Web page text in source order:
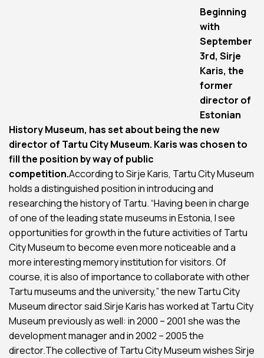
Beginning
with
September
3rd, Sirje
Karis, the
former
director of
Estonian
History Museum, has set about being the new
director of Tartu City Museum. Karis was chosen to
fill the position by way of public
competition.According to Sirje Karis, Tartu City Museum
holds a distinguished position in introducing and
researching the history of Tartu. “Having been in charge
of one of the leading state museums in Estonia, I see
opportunities for growth in the future activities of Tartu
City Museum to become even more noticeable and a
more interesting memory institution for visitors. Of
course, it is also of importance to collaborate with other
Tartu museums and the university,” the new Tartu City
Museum director said.Sirje Karis has worked at Tartu City
Museum previously as well: in 2000 – 2001 she was the
development manager and in 2002 – 2005 the
director.The collective of Tartu City Museum wishes Sirje